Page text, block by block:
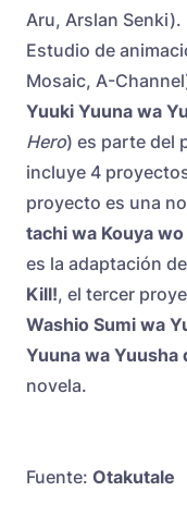
Aru, Arslan Senki).
Estudio de
Mosaic, A-
Yuuki Yuuna wa
Hero) es parte del
incluye 4
proyecto es una
tachi wa Kouya
es la adaptación
Kill!, el tercer
Washio Sumi wa
Yuuna wa Yuusha
novela.
Fuente: Otakutale